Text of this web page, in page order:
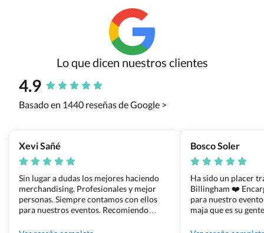
Lo que dicen nuestros clientes
4.9
Basado en 1440 reseñas de Google >
Xevi Sañé
Sin lugar a dudas los mejores haciendo
merchandising. Profesionales y mejor
personas. Siempre contamos con ellos
para nuestros eventos. Recomiendo
Bosco Soler
Ha sido un placer
Billingham ❤️
para nuestro
maja que es su